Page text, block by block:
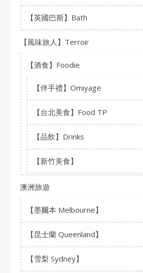
【英國巴斯】Bath
【風味旅人】Terroir
【酒食】Foodie
【伴手禮】Omiyage
【台北美食】Food TP
【品飲】Drinks
【新竹美食】
澳洲旅遊
【墨爾本 Melbourne】
【昆士蘭 Queenland】
【雪梨 Sydney】